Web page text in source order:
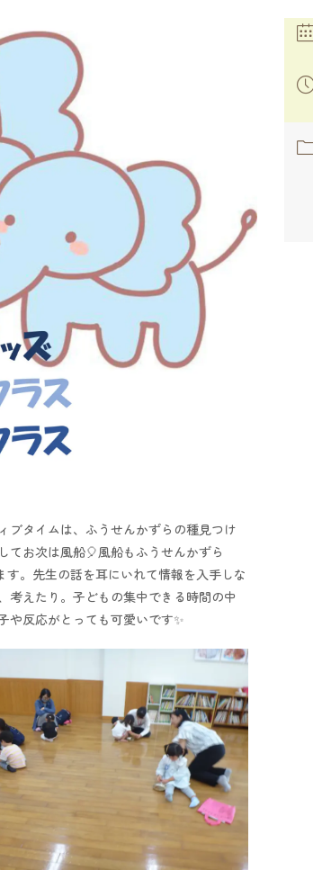
ブタイムは、ふうせんかずらの種見つけ
てお次は風船🎈風船もふうせんかずら
。先生の話を耳にいれて情報を入手しな
考えたり。子どもの集中できる時間の中
や反応がとっても可愛いです✨